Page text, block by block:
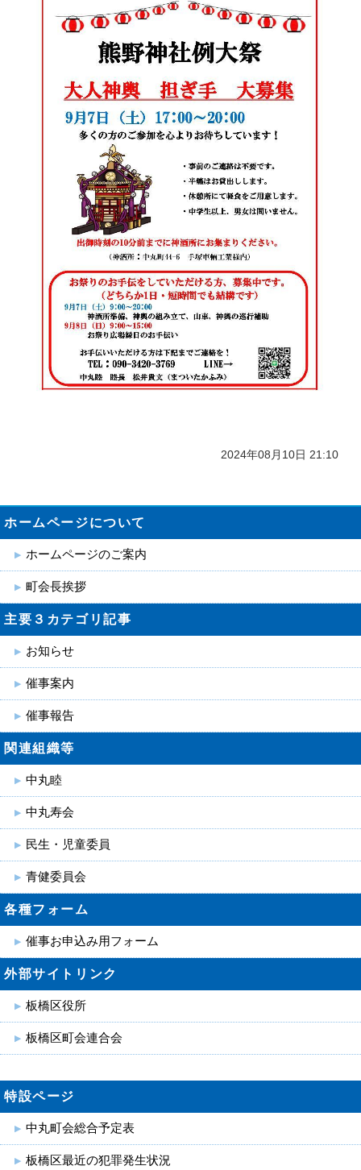
2024年08月10日 21:10
ホームページについて
ホームページのご案内
町会長挨拶
主要３カテゴリ記事
お知らせ
催事案内
催事報告
関連組織等
中丸睦
中丸寿会
民生・児童委員
青健委員会
各種フォーム
催事お申込み用フォーム
外部サイトリンク
板橋区役所
板橋区町会連合会
特設ページ
中丸町会総合予定表
板橋区最近の犯罪発生状況